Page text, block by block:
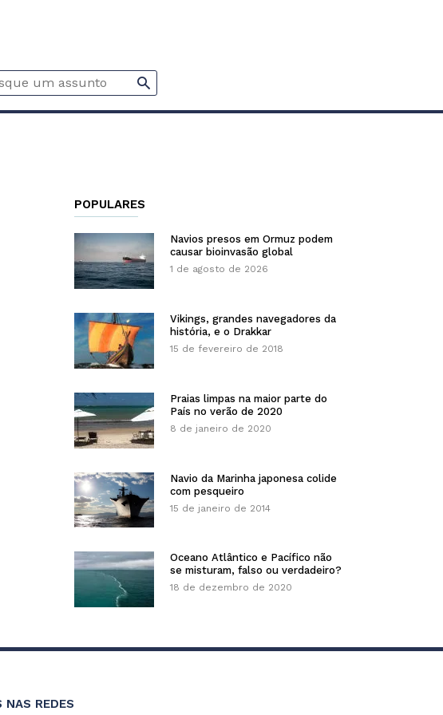
POPULARES
Navios presos em Ormuz podem
causar bioinvasão global
1 de agosto de 2026
Vikings, grandes navegadores da
história, e o Drakkar
15 de fevereiro de 2018
Praias limpas na maior parte do
País no verão de 2020
8 de janeiro de 2020
Navio da Marinha japonesa colide
com pesqueiro
15 de janeiro de 2014
Oceano Atlântico e Pacífico não
se misturam, falso ou verdadeiro?
18 de dezembro de 2020
NAS REDES